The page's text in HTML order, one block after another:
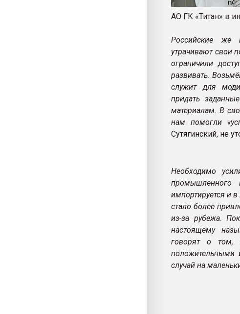
АО ГК «Титан» в
Российские же
утрачивают свои
ограничили
развивать.
служит для
придать
материалам. В
нам помогли
Сутягинский, не
Необходимо
промышленного
импортируется и
стало более
из-за рубежа.
настоящему
говорят о том,
положительными
случай на